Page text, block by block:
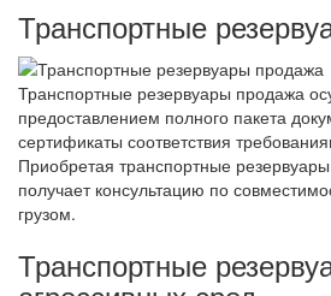
Транспортные
Транспортные резервуары продажа
предоставлением полного пакета
сертификаты соответствия
Приобретая транспортные
получает консультацию по
грузом.
Транспортные